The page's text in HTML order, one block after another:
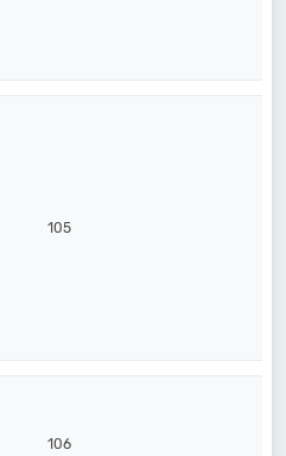
105
106